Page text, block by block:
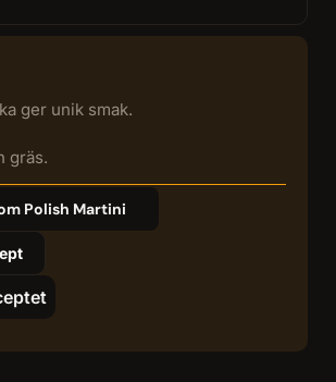
ger unik smak.
gräs.
Polish Martini